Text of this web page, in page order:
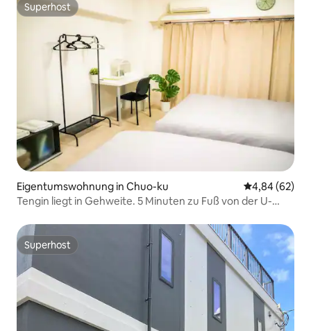
Superhost
Superhost
Eigentumswohnung in Chuo-ku
4,84 (62)
Tengin liegt in Gehweite. 5 Minuten zu Fuß von der U-
südlicher Richtung
Superhost
Superhost